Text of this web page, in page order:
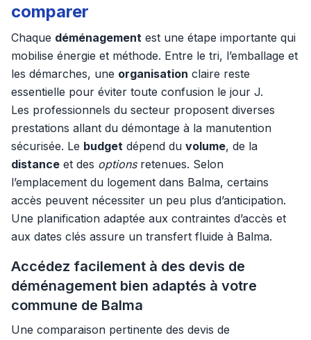
comparer
Chaque déménagement est une étape importante qui
mobilise énergie et méthode. Entre le tri, l’emballage et
les démarches, une organisation claire reste
essentielle pour éviter toute confusion le jour J.
Les professionnels du secteur proposent diverses
prestations allant du démontage à la manutention
sécurisée. Le budget dépend du volume, de la
distance et des optionsretenues. Selon
l’emplacement du logement dans Balma, certains
accès peuvent nécessiter un peu plus d’anticipation.
Une planification adaptée aux contraintes d’accès et
aux dates clés assure un transfert fluide à Balma.
Accédez facilement à des devis de
déménagement bien adaptés à votre
commune de Balma
Une comparaison pertinente des devis de